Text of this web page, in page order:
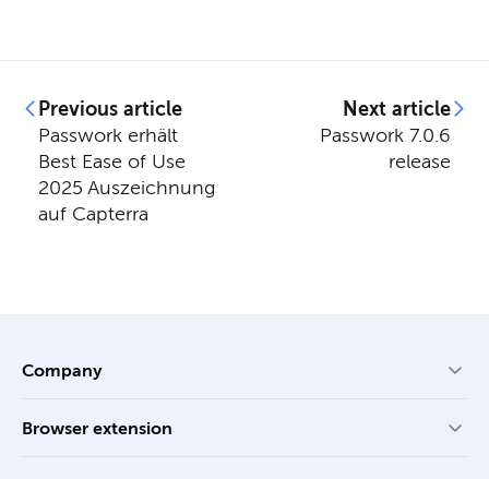
Previous article
Passwork erhält
Best Ease of Use
2025 Auszeichnung
auf Capterra
Next article
Passwork 7.0.6
release
Company
Browser extension